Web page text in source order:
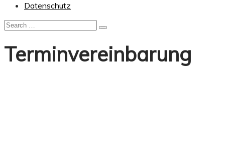
Datenschutz
Terminvereinbarung